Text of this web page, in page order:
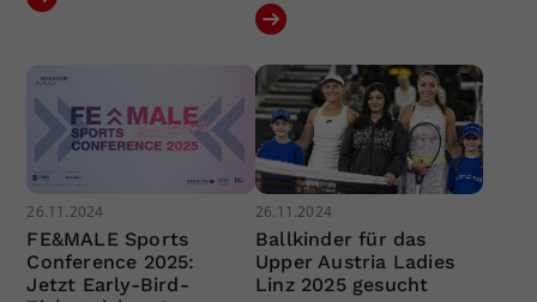
26.11.2024
FE&MALE Sports
Conference 2025:
Jetzt Early-Bird-
26.11.2024
Ballkinder für das
Upper Austria Ladies
Linz 2025 gesucht